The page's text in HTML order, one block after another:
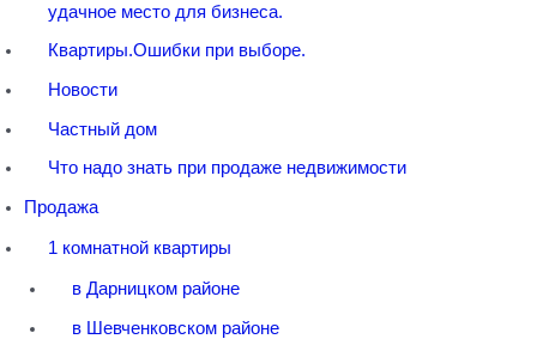
удачное место для бизнеса.
Квартиры.Ошибки при выборе.
Новости
Частный дом
Что надо знать при продаже недвижимости
Продажа
1 комнатной квартиры
в Дарницком районе
в Шевченковском районе